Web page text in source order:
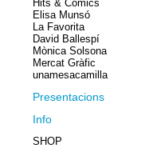
Hits & Còmics
Elisa Munsó
La Favorita
David Ballespí
Mònica Solsona
Mercat Gràfic
unamesacamilla
Presentacions
Info
SHOP